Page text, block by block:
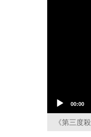
00:00
《第三度